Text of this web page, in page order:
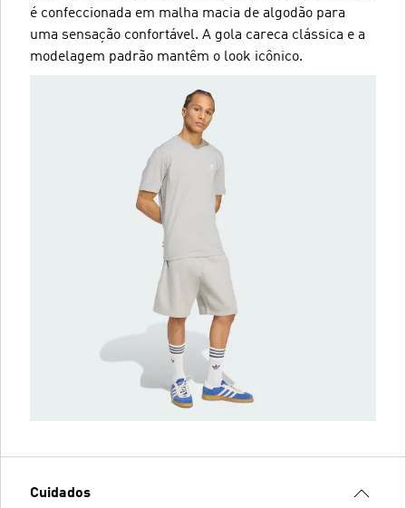
é confeccionada em malha macia de algodão para
uma sensação confortável. A gola careca clássica e a
modelagem padrão mantêm o look icônico.
Cuidados